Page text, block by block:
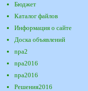
Бюджет
Каталог файлов
Информация о сайте
Доска объявлений
npa2
npa2016
npa2016
Решения2016